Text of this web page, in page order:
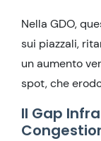
Nella GDO,
sui piazzali,
un aumento
spot, che
Il Gap